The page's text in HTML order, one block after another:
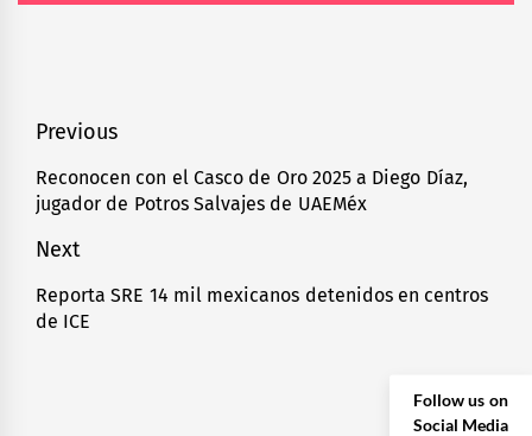
Navegación
de
entradas
Previous
Previous
post:
Reconocen con el Casco de Oro 2025 a Diego Díaz,
jugador de Potros Salvajes de UAEMéx
Next
Next
post:
Reporta SRE 14 mil mexicanos detenidos en centros
de ICE
Follow us on
Social Media